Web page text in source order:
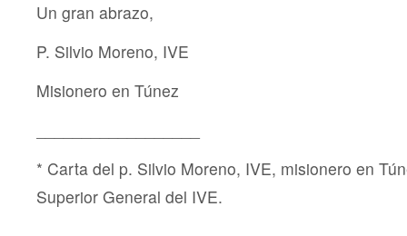
Un gran abrazo,
P. Silvio Moreno, IVE
Misionero en Túnez
* Carta del p. Silvio Moreno, IVE, misionero en
Superior General del IVE.